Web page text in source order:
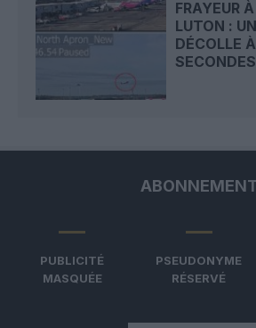
FRAYEUR
LUTON :
DÉCOLLE
PUBLICITÉ
MASQUÉE
PSEUDONYME
RÉSERVÉ